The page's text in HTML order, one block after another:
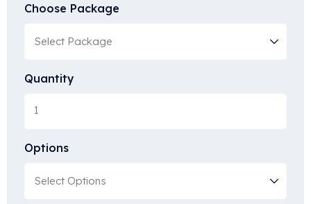
Choose Package
Quantity
Options